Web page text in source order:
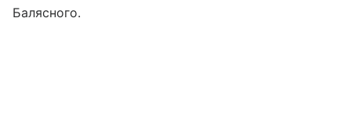
Балясного.